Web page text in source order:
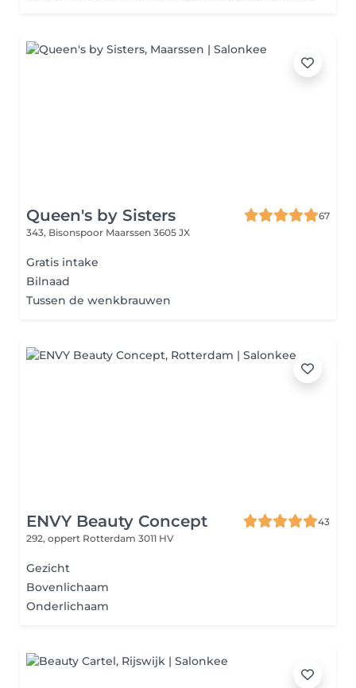
Queen's by Sisters
67
343, Bisonspoor Maarssen 3605 JX
Gratis intake
Bilnaad
Tussen de wenkbrauwen
ENVY Beauty Concept
43
292, oppert Rotterdam 3011 HV
Gezicht
Bovenlichaam
Onderlichaam